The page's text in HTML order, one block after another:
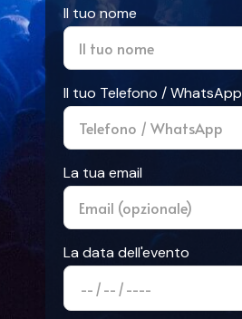
Il tuo nome
Il tuo Telefono / WhatsApp
La tua email
La data dell'evento